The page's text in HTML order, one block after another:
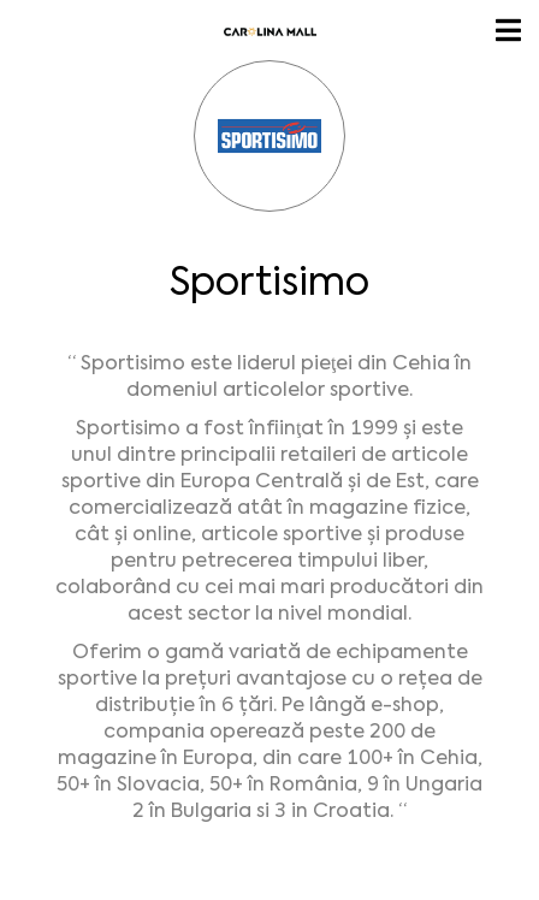
Sportisimo
“ Sportisimo este liderul pieţei din Cehia în
domeniul articolelor sportive.
Sportisimo a fost înfiinţat în 1999 şi este
unul dintre principalii retaileri de articole
sportive din Europa Centrală şi de Est, care
comercializează atât în magazine fizice,
cât şi online, articole sportive şi produse
pentru petrecerea timpului liber,
colaborând cu cei mai mari producători din
acest sector la nivel mondial.
Oferim o gamă variată de echipamente
sportive la prețuri avantajose cu o rețea de
distribuție în 6 țări. Pe lângă e-shop,
compania operează peste 200 de
magazine în Europa, din care 100+ în Cehia,
50+ în Slovacia, 50+ în România, 9 în Ungaria
2 în Bulgaria si 3 in Croatia. “